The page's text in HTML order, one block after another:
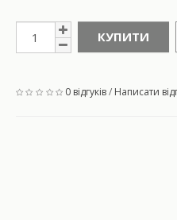
КУПИТИ
0 відгуків/ Написати